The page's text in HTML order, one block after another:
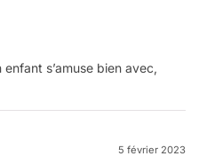
s’amuse bien avec,
5 février 2023